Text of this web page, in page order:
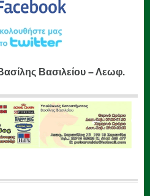
Βασιλείου – Λεωφ.